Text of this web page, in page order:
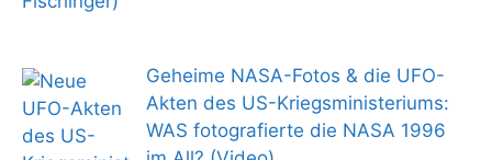
Geheime NASA-Fotos & die UFO-
Akten des US-Kriegsministeriums:
WAS fotografierte die NASA 1996